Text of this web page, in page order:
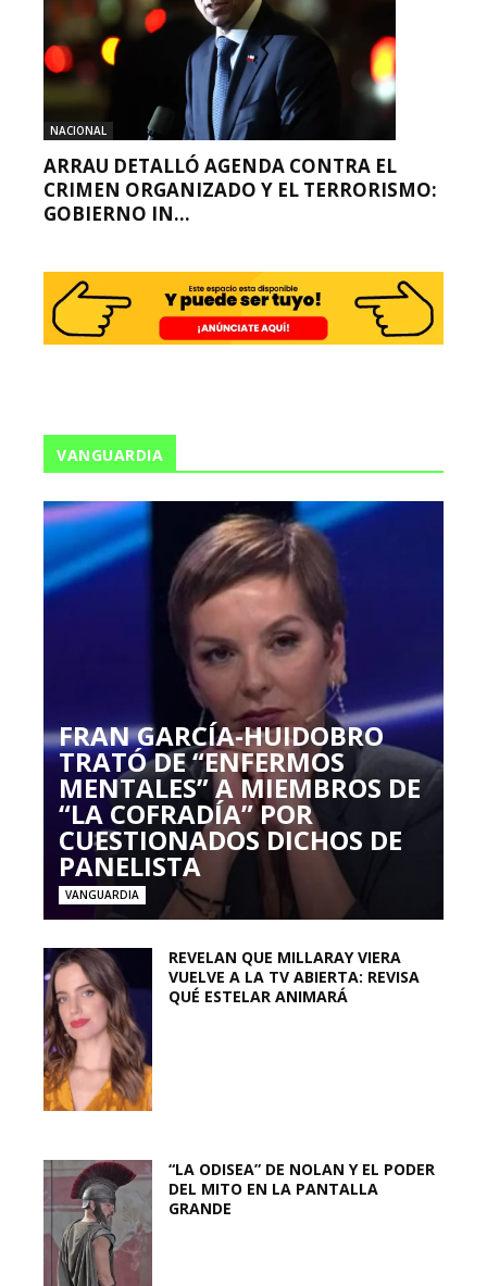
NACIONAL
ARRAU DETALLÓ AGENDA CONTRA EL
CRIMEN ORGANIZADO Y EL TERRORISMO:
GOBIERNO IN...
VANGUARDIA
FRAN GARCÍA-HUIDOBRO
TRATÓ DE “ENFERMOS
MENTALES” A MIEMBROS DE
“LA COFRADÍA” POR
CUESTIONADOS DICHOS DE
PANELISTA
VANGUARDIA
REVELAN QUE MILLARAY VIERA
VUELVE A LA TV ABIERTA: REVISA
QUÉ ESTELAR ANIMARÁ
“LA ODISEA” DE NOLAN Y EL PODER
DEL MITO EN LA PANTALLA
GRANDE